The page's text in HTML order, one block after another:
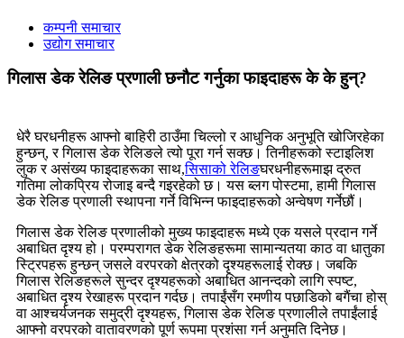
कम्पनी समाचार
उद्योग समाचार
गिलास डेक रेलिङ प्रणाली छनौट गर्नुका फाइदाहरू के के हुन्?
धेरै घरधनीहरू आफ्नो बाहिरी ठाउँमा चिल्लो र आधुनिक अनुभूति खोजिरहेका
हुन्छन्, र गिलास डेक रेलिङले त्यो पूरा गर्न सक्छ। तिनीहरूको स्टाइलिश
लुक र असंख्य फाइदाहरूका साथ,सिसाको रेलिङघरधनीहरूमाझ द्रुत
गतिमा लोकप्रिय रोजाइ बन्दै गइरहेको छ। यस ब्लग पोस्टमा, हामी गिलास
डेक रेलिङ प्रणाली स्थापना गर्ने विभिन्न फाइदाहरूको अन्वेषण गर्नेछौं।
गिलास डेक रेलिङ प्रणालीको मुख्य फाइदाहरू मध्ये एक यसले प्रदान गर्ने
अबाधित दृश्य हो। परम्परागत डेक रेलिङहरूमा सामान्यतया काठ वा धातुका
स्ट्रिपहरू हुन्छन् जसले वरपरको क्षेत्रको दृश्यहरूलाई रोक्छ। जबकि
गिलास रेलिङहरूले सुन्दर दृश्यहरूको अबाधित आनन्दको लागि स्पष्ट,
अबाधित दृश्य रेखाहरू प्रदान गर्दछ। तपाईंसँग रमणीय पछाडिको बगैंचा होस्
वा आश्चर्यजनक समुद्री दृश्यहरू, गिलास डेक रेलिङ प्रणालीले तपाईंलाई
आफ्नो वरपरको वातावरणको पूर्ण रूपमा प्रशंसा गर्न अनुमति दिनेछ।